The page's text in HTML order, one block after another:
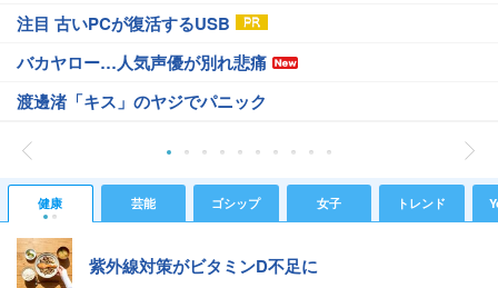
注目 古いPCが復活するUSB
バカヤロー…人気声優が別れ悲痛
渡邊渚「キス」のヤジでパニック
健康 芸能 ゴシップ 女子 トレンド
紫外線対策がビタミンD不足に